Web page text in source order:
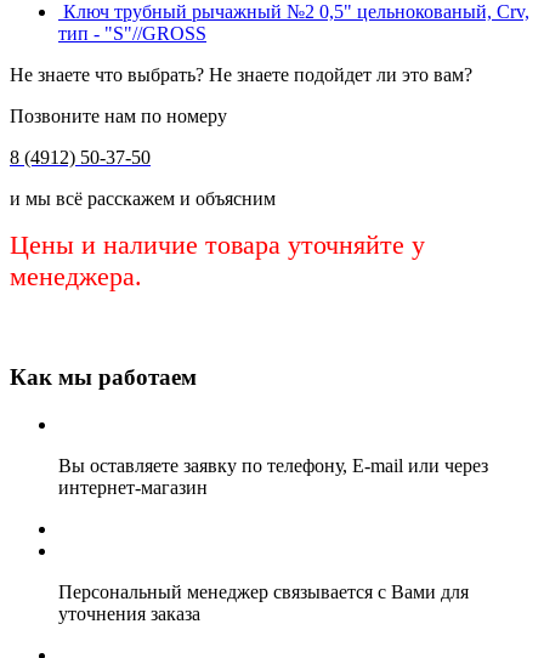
Ключ трубный рычажный №2 0,5" цельнокованый, Crv,
тип - "S"//GROSS
Не знаете что выбрать? Не знаете подойдет ли это вам?
Позвоните нам по номеру
8 (4912) 50-37-50
и мы всё расскажем и объясним
Цены и наличие товара уточняйте у
менеджера.
Как мы работаем
Вы оставляете заявку по телефону, E-mail или через
интернет-магазин
Персональный менеджер связывается с Вами для
уточнения заказа